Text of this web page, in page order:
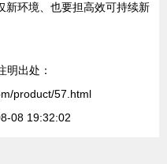
新环境、也要担高效可持续新
明出处：
product/57.html
08 19:32:02